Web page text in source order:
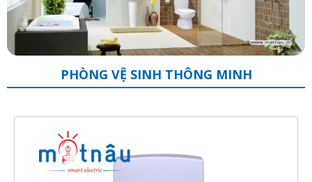
PHÒNG VỆ SINH THÔNG MINH